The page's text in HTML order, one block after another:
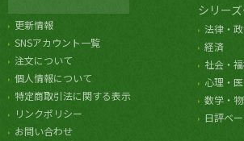
更新情報
SNSアカウント一覧
注文について
個人情報について
特定商取引法に関する表示
リンクポリシー
お問い合わせ
シリー
法律・
経済
社会・
心理・
数学・
日評ベ